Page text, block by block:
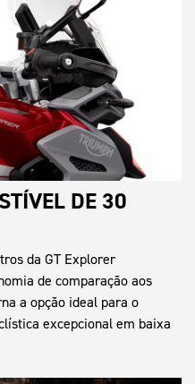
DE 30
da GT Explorer
de comparação aos
a opção ideal para o
excepcional em baixa